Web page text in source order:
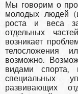
Мы говорим о
молодых людей
роста и веса
отдельных
возникает
телосложения
возможно.
видами спорта,
специальных
развивающих